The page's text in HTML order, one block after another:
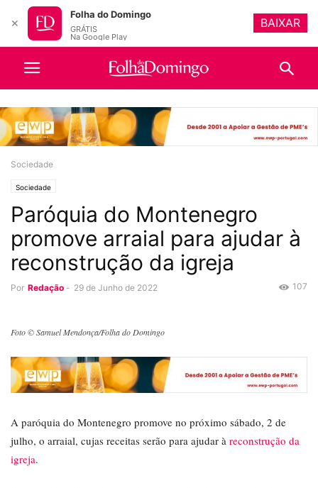
Sociedade
Sociedade
Paróquia do Montenegro
promove arraial para ajudar à
reconstrução da igreja
Por Redação - 29 de Junho de 2022 107
Foto © Samuel Mendonça/Folha do Domingo
A paróquia do Montenegro promove no próximo sábado, 2 de
julho, o arraial, cujas receitas serão para ajudar à reconstrução da
igreja.
✕
Folha do Domingo
GRÁTIS
Na Google Play
BAIXAR